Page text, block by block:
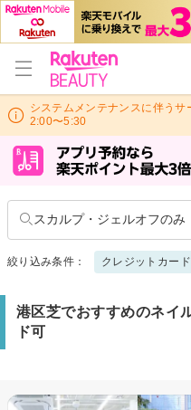
システムメンテナンスに伴う
2:00〜5:30
スカルプ・ジェルオフのみ
絞り込み条件： クレジットカー
港区芝でおすすめのネイ
ド可